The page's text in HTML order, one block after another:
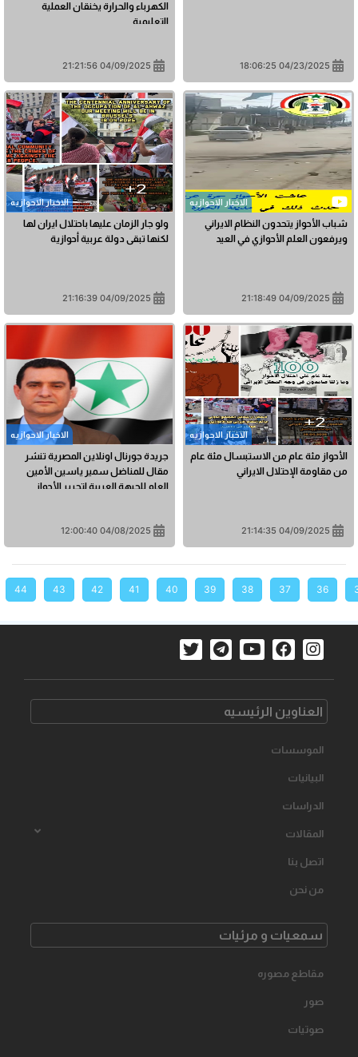
04/23/2025 18:06:25
الكهرباء والحرارة يخنقان العملية
التعليمية
04/09/2025 21:21:56
الاخبار الاحوازیه
شباب الأحواز يتحدون النظام الايراني
ويرفعون العلم الأحوازي في العيد
04/09/2025 21:18:49
الاخبار الاحوازیه
ولو جار الزمان عليها باحتلال ايران لها
لكنها تبقى دولة عربية أحوازية
04/09/2025 21:16:39
الاخبار الاحوازیه
الأحواز مئة عام من الاستبسال مئة عام
من مقاومة الإحتلال الايراني
04/09/2025 21:14:35
الاخبار الاحوازیه
جريدة جورنال اونلاين المصرية تنشر
مقال للمناضل سمير ياسين الأمين
العام للجبهة العربية لتحرير الأحواز
04/08/2025 12:00:40
36
37
38
39
40
41
42
43
44
العناوین الرئیسیه
الموسسات
البیانیات
الدراسات
المقالات
اتصل بنا
من نحن
سمعیات و مرئیات
مقاطع مصوره
صور
صوتیات